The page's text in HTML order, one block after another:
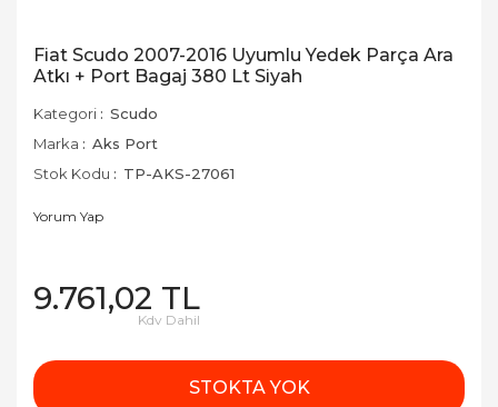
Fiat Scudo 2007-2016 Uyumlu Yedek Parça Ara
Atkı + Port Bagaj 380 Lt Siyah
Kategori
Scudo
Marka
Aks Port
Stok Kodu
TP-AKS-27061
Yorum Yap
9.761,02 TL
Kdv Dahil
STOKTA YOK